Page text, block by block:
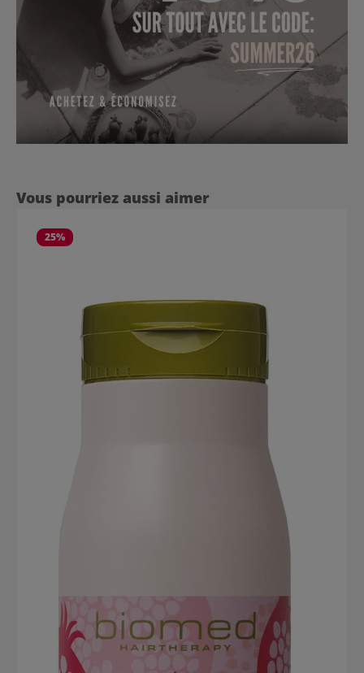
Ignorer la galerie de produits
Vous pourriez aussi aimer
25%